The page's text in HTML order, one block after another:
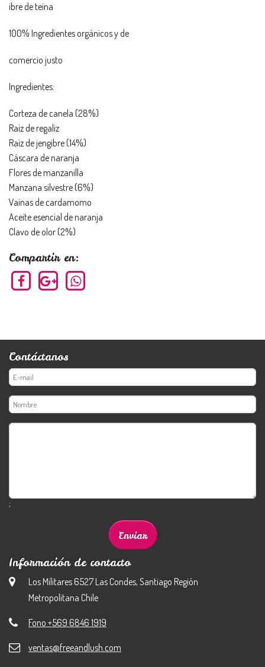
ibre de teína
100% Ingredientes orgánicos y de
comercio justo
Ingredientes:
Corteza de canela (28%)
Raíz de regaliz
Raíz de jengibre (14%)
Cáscara de naranja
Flores de manzanilla
Manzana silvestre (6%)
Vainas de cardamomo
Aceite esencial de naranja
Clavo de olor (2%)
Compartir en:
Contáctanos
;
Información de contacto
Los Militares 6527 Las Condes, Santiago Región
Metropolitana Chile
Fono +569 6846 1919
ventas@freeandlush.com